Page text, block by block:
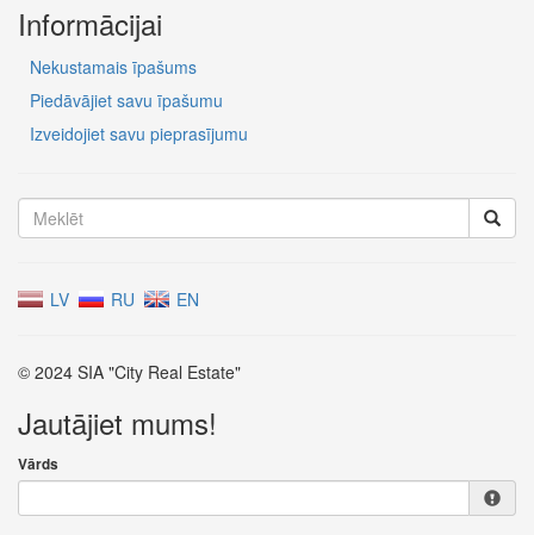
Informācijai
Nekustamais īpašums
Piedāvājiet savu īpašumu
Izveidojiet savu pieprasījumu
LV RU EN
© 2024 SIA "City Real Estate"
Jautājiet mums!
Vārds